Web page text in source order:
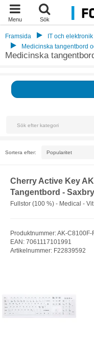
Menu Sök
Framsida IT och elektronik
Medicinska tangentbord
Medicinska
Sortera efter:
Cherry Active Key
Tangentbord -
Fullstor (100 %) - Medical -
Produktnummer: AK-C8100F-
EAN: 7061117101991
Artikelnummer: F22839592